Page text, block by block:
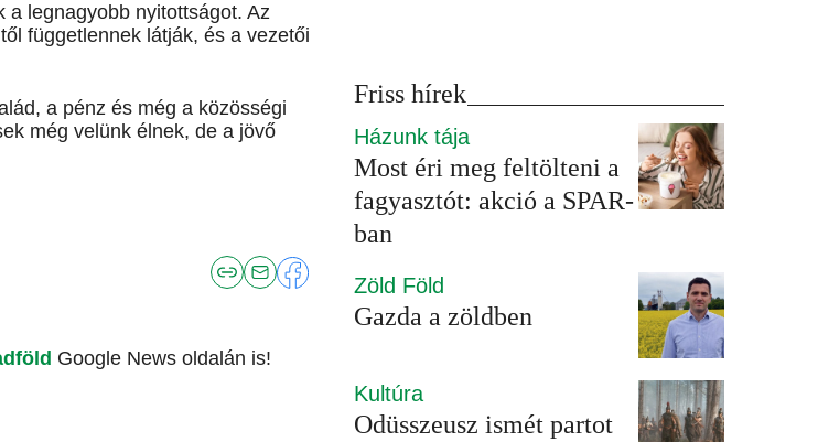
a legnagyobb nyitottságot. Az
függetlennek látják, és a vezetői
a pénz és még a közösségi
még velünk élnek, de a jövő
Google News oldalán is!
Friss hírek
Házunk tája
Most éri meg feltölteni a
fagyasztót: akció a SPAR-
ban
Zöld Föld
Gazda a zöldben
Kultúra
Odüsszeusz ismét partot